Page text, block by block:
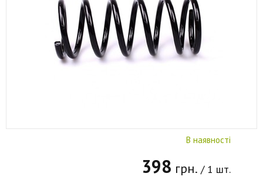
В наявності
398 грн. / 1 шт.